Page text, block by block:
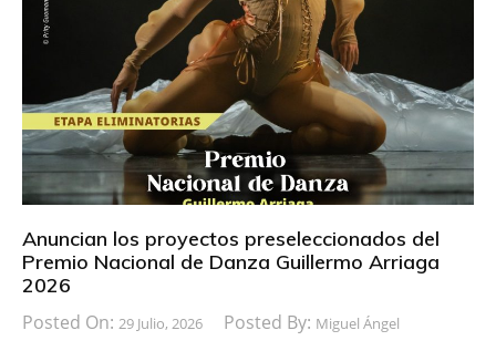
Anuncian los proyectos preseleccionados del
Premio Nacional de Danza Guillermo Arriaga
2026
Posted On: 29 Julio, 2026 Posted By: Miguel Ángel